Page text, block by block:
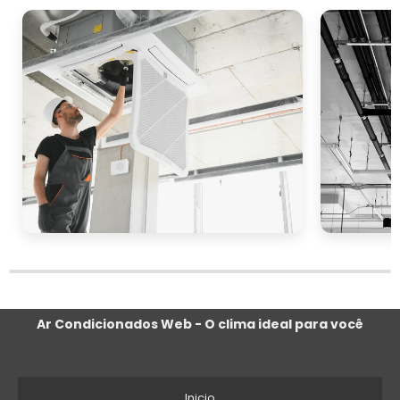
condicionado industrial vão muito além do
simples conforto. Eles contribuem para a
saúde e bem-estar dos colaboradores,
aumentam a eficiência e a produtividade da
empresa e ajudam a reduzir custos
operacionais, tornando-se um investimento
essencial para qualquer negócio industrial.
COMO ESCOLHER O
MELHOR SISTEMA DE AR
CONDICIONADO
INDUSTRIAL
Escolher omelhor sistema de ar
condicionado industrialé uma decisão
Ar Condicionados Web - O clima ideal para você